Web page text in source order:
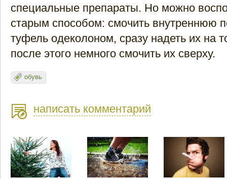
специальные препараты. Но можно
старым способом: смочить внутреннюю
туфель одеколоном, сразу надеть их на
после этого немного смочить их сверху.
обувь
написать комментарий